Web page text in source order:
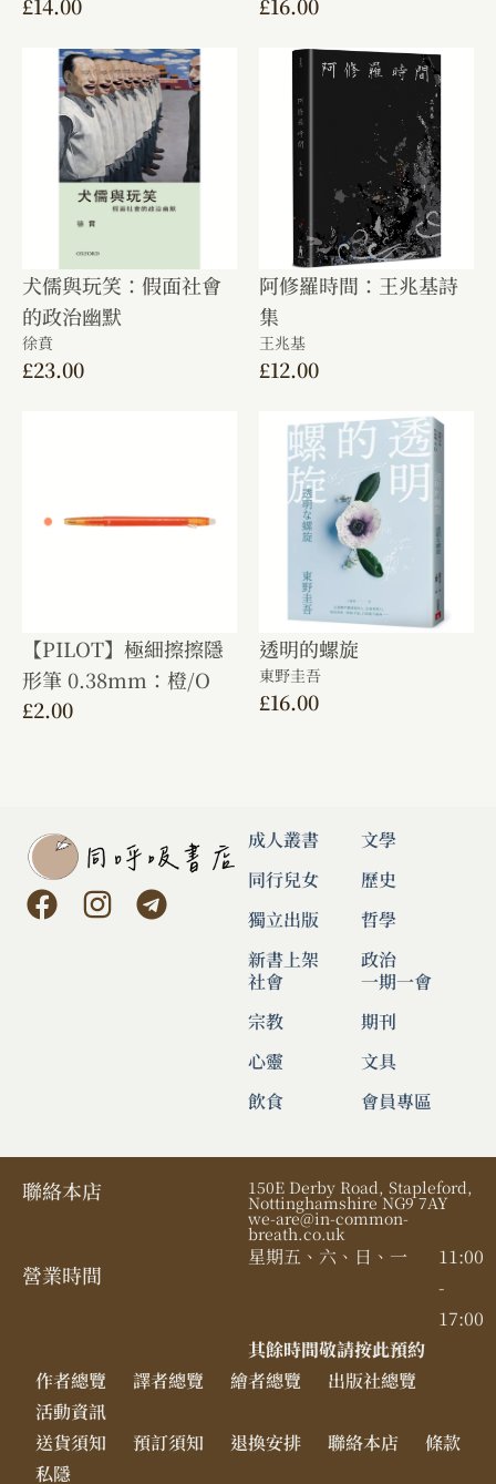
犬儒與玩笑：假面社會
的政治幽默
徐賁
£23.00
阿修羅時間：王兆基詩
集
王兆基
£12.00
【PILOT】極細擦擦隱
形筆 0.38mm：橙/O
£2.00
透明的螺旋
東野圭吾
£16.00
成人叢書
同行兒女
獨立出版
新書上架
文學
歷史
哲學
政治
社會
宗教
心靈
飲食
一期一會
期刊
文具
會員專區
聯絡本店 150E Derby Road, Stapleford,
Nottinghamshire NG9 7AY
we-are@in-common-
breath.co.uk
營業時間​
星期五、六、日、一
11:00
-
17:00
其餘時間敬請按此預約
作者總覽
譯者總覽 繪者總覽
出版社總覽
活動資訊
送貨須知
預訂須知 退換安排 聯絡本店
條款
私隱